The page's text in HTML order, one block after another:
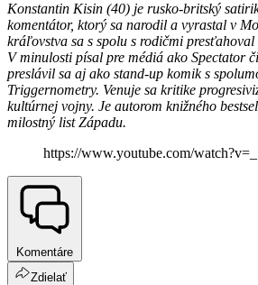
Konstantin Kisin (40) je rusko-britský
komentátor, ktorý sa narodil a vyrastal v
kráľovstva sa s spolu s rodičmi presťahoval
V minulosti písal pre médiá ako Spectator
preslávil sa aj ako stand-up komik s
Triggernometry. Venuje sa kritike
kultúrnej vojny. Je autorom knižného
milostný list Západu.
https://www.youtube.com/
Komentáre
Zdielať